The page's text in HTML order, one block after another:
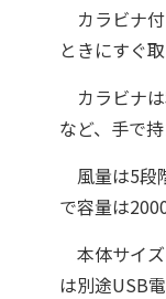
カラビナ
ときにすぐ
カラビナ
など、手で
風量は5段
で容量は
本体サイ
は別途USB